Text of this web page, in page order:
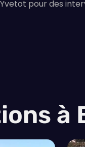
pour des
à